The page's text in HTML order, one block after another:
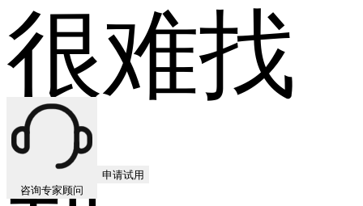
很难找
咨询专家顾问
申请试用